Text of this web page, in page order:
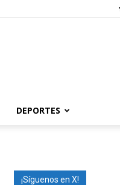
DEPORTES
¡Síguenos en X!